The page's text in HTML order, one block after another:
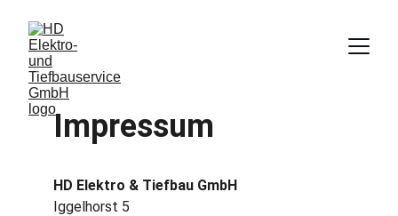
Impressum
HD Elektro & Tiefbau GmbH
Iggelhorst 5